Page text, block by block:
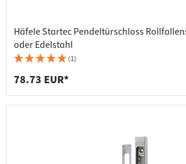
Häfele Startec Pendeltürschloss
oder Edelstahl
(1)
78.73 EUR*